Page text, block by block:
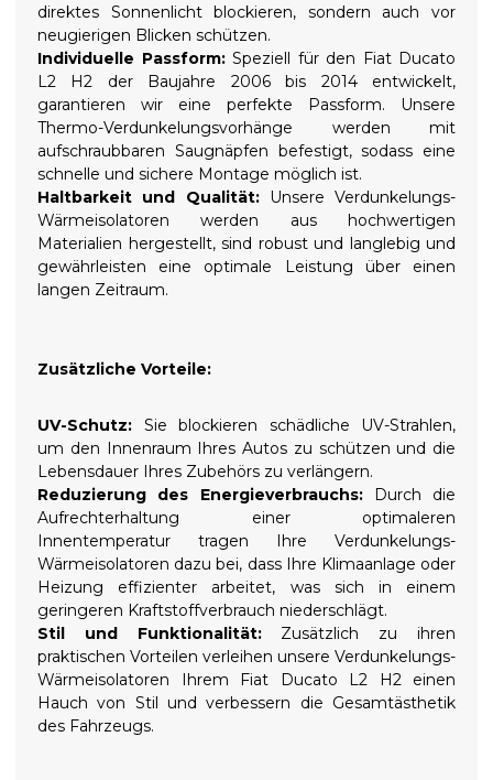
direktes Sonnenlicht blockieren, sondern auch vor
neugierigen Blicken schützen.
Individuelle Passform:Speziell für den Fiat Ducato
L2 H2 der Baujahre 2006 bis 2014 entwickelt,
garantieren wir eine perfekte Passform. Unsere
Thermo-Verdunkelungsvorhänge werden mit
aufschraubbaren Saugnäpfen befestigt, sodass eine
schnelle und sichere Montage möglich ist.
Haltbarkeit und Qualität:Unsere Verdunkelungs-
Wärmeisolatoren werden aus hochwertigen
Materialien hergestellt, sind robust und langlebig und
gewährleisten eine optimale Leistung über einen
langen Zeitraum.
Zusätzliche Vorteile:
UV-Schutz: Sie blockieren schädliche UV-Strahlen,
um den Innenraum Ihres Autos zu schützen und die
Lebensdauer Ihres Zubehörs zu verlängern.
Reduzierung des Energieverbrauchs:Durch die
Aufrechterhaltung einer optimaleren
Innentemperatur tragen Ihre Verdunkelungs-
Wärmeisolatoren dazu bei, dass Ihre Klimaanlage oder
Heizung effizienter arbeitet, was sich in einem
geringeren Kraftstoffverbrauch niederschlägt.
Stil und Funktionalität:Zusätzlich zu ihren
praktischen Vorteilen verleihen unsere Verdunkelungs-
Wärmeisolatoren Ihrem Fiat Ducato L2 H2 einen
Hauch von Stil und verbessern die Gesamtästhetik
des Fahrzeugs.